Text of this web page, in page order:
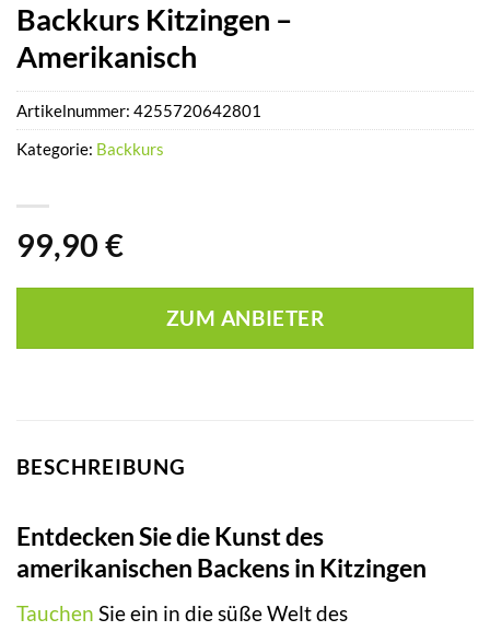
Backkurs Kitzingen –
Amerikanisch
99,90 €
ZUM ANBIETER
Artikelnummer: 4255720642801
Kategorie: Backkurs
BESCHREIBUNG
Entdecken Sie die Kunst des
amerikanischen Backens in Kitzingen
Tauchen Sie ein in die süße Welt des